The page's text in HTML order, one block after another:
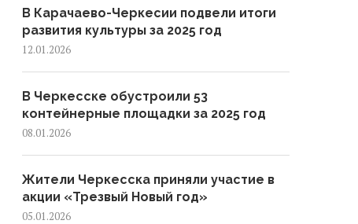
В Карачаево-Черкесии подвели итоги
развития культуры за 2025 год
12.01.2026
В Черкесске обустроили 53
контейнерные площадки за 2025 год
08.01.2026
Жители Черкесска приняли участие в
акции «Трезвый Новый год»
05.01.2026